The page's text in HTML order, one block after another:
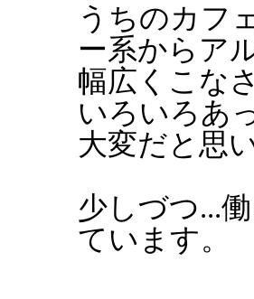
うちのカフ
ー系からア
幅広くこな
いろいろあ
大変だと思
少しづつ...
ています。